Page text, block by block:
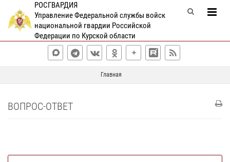
РОСГВАРДИЯ
Управление Федеральной службы войск
национальной гвардии Российской
Федерации по Курской области
Главная
ВОПРОС-ОТВЕТ